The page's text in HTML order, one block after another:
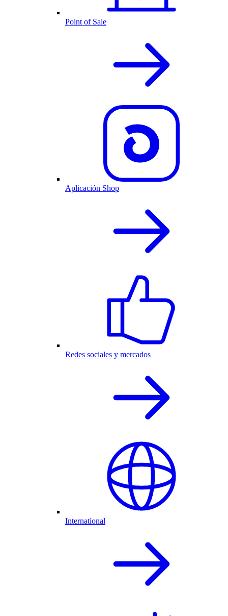
Point of Sale
Aplicación Shop
Redes sociales y mercados
International